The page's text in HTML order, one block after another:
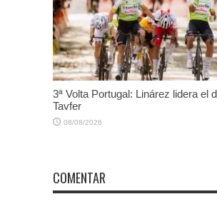
3ª Volta Portugal: Linárez lidera el
Tavfer
08/08/2026
COMENTAR